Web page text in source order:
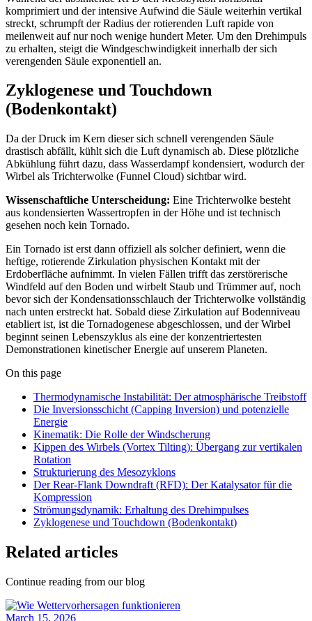
komprimiert und der intensive Aufwind die Säule weiterhin vertikal
streckt, schrumpft der Radius der rotierenden Luft rapide von
meilenweit auf nur noch wenige hundert Meter. Um den Drehimpuls
zu erhalten, steigt die Windgeschwindigkeit innerhalb der sich
verengenden Säule exponentiell an.
Zyklogenese und Touchdown
(Bodenkontakt)
Da der Druck im Kern dieser sich schnell verengenden Säule
drastisch abfällt, kühlt sich die Luft dynamisch ab. Diese plötzliche
Abkühlung führt dazu, dass Wasserdampf kondensiert, wodurch der
Wirbel als Trichterwolke (Funnel Cloud) sichtbar wird.
Wissenschaftliche Unterscheidung: Eine Trichterwolke besteht
aus kondensierten Wassertropfen in der Höhe und ist technisch
gesehen noch kein Tornado.
Ein Tornado ist erst dann offiziell als solcher definiert, wenn die
heftige, rotierende Zirkulation physischen Kontakt mit der
Erdoberfläche aufnimmt. In vielen Fällen trifft das zerstörerische
Windfeld auf den Boden und wirbelt Staub und Trümmer auf, noch
bevor sich der Kondensationsschlauch der Trichterwolke vollständig
nach unten erstreckt hat. Sobald diese Zirkulation auf Bodenniveau
etabliert ist, ist die Tornadogenese abgeschlossen, und der Wirbel
beginnt seinen Lebenszyklus als eine der konzentriertesten
Demonstrationen kinetischer Energie auf unserem Planeten.
On this page
Thermodynamische Instabilität: Der atmosphärische Treibstoff
Die Inversionsschicht (Capping Inversion) und potenzielle
Energie
Kinematik: Die Rolle der Windscherung
Kippen des Wirbels (Vortex Tilting): Übergang zur vertikalen
Rotation
Strukturierung des Mesozyklons
Der Rear-Flank Downdraft (RFD): Der Katalysator für die
Kompression
Strömungsdynamik: Erhaltung des Drehimpulses
Zyklogenese und Touchdown (Bodenkontakt)
Related articles
Continue reading from our blog
March 15, 2026